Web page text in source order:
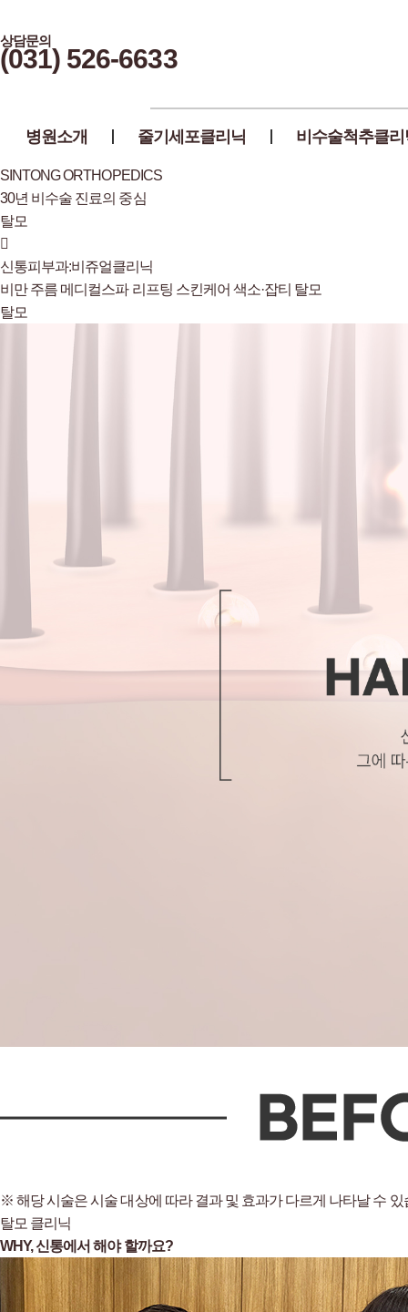
상담문의
(031) 526-6633
병원소개 줄기세포클리닉 비수술척추클리
SINTONG ORTHOPEDICS
30년 비수술 진료의 중심
탈모
신통피부과:비쥬얼클리닉
비만 주름 메디컬스파 리프팅 스킨케어 색소·잡티 탈모
탈모
※ 해당 시술은 시술 대상에 따라 결과 및 효과가 다르게 나타날 수 있
탈모 클리닉
WHY,신통에서 해야 할까요?